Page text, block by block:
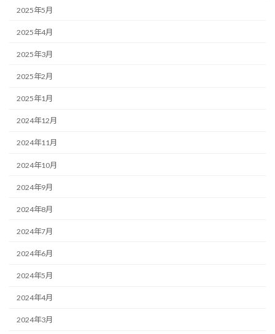
2025年5月
2025年4月
2025年3月
2025年2月
2025年1月
2024年12月
2024年11月
2024年10月
2024年9月
2024年8月
2024年7月
2024年6月
2024年5月
2024年4月
2024年3月